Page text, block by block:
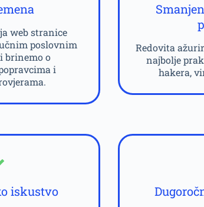
web stranice
poslovnim
brinemo o
i
Redovita
najbolje
hakera,
iskustvo